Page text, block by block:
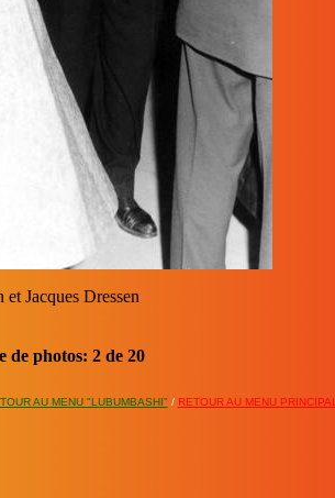
Helin et son épouse
de photos: 3 de 20
AU MENU "LUBUMBASHI"/ RETOUR AU MENU PRINCIPAL